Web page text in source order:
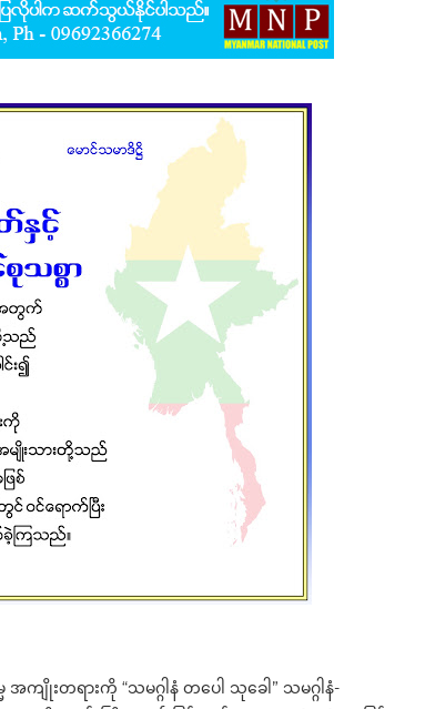
ျိုးတရားကို “သမဂ္ဂါနံ တပေါ သုခေါ” သမဂ္ဂါနံ-